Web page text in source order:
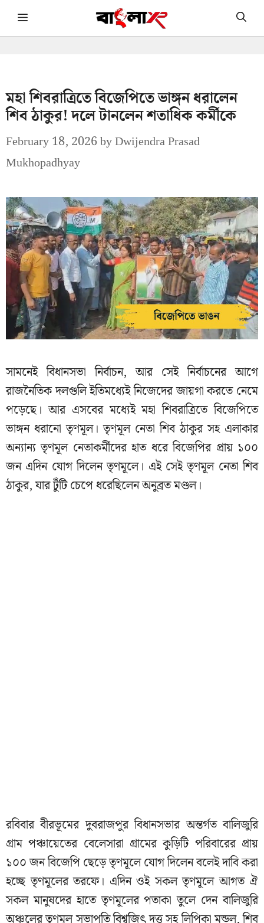
Skip Menu
মহা শিবরাত্রিতে বিজেপিতে ভাঙ্গন ধরালেন
শিব ঠাকুর! দলে টানলেন শতাধিক কর্মীকে
February 18, 2026byDwijendra Prasad
Mukhopadhyay
সামনেই বিধানসভা নির্বাচন, আর সেই নির্বাচনের আগে
রাজনৈতিক দলগুলি ইতিমধ্যেই নিজেদের জায়গা করতে নেমে
পড়েছে। আর এসবের মধ্যেই মহা শিবরাত্রিতে বিজেপিতে
ভাঙ্গন ধরানো তৃণমূল। তৃণমূল নেতা শিব ঠাকুর সহ এলাকার
অন্যান্য তৃণমূল নেতাকর্মীদের হাত ধরে বিজেপির প্রায় ১০০
জন এদিন যোগ দিলেন তৃণমূলে। এই সেই তৃণমূল নেতা শিব
ঠাকুর, যার টুঁটি চেপে ধরেছিলেন অনুব্রত মণ্ডল।
রবিবার বীরভূমের দুবরাজপুর বিধানসভার অন্তর্গত বালিজুরি
গ্রাম পঞ্চায়েতের বেলেসারা গ্রামের কুড়িটি পরিবারের প্রায়
১০০ জন বিজেপি ছেড়ে তৃণমূলে যোগ দিলেন বলেই দাবি করা
হচ্ছে তৃণমূলের তরফে। এদিন ওই সকল তৃণমূলে আগত ঐ
সকল মানুষদের হাতে তৃণমূলের পতাকা তুলে দেন বালিজুরি